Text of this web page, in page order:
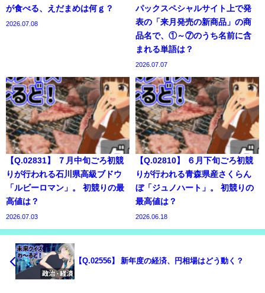
が食べる、えだまめは何ｇ？
2026.07.08
パックスペシャルサイト上で発
表の「来月発売の新商品」の商
品名で、①～⑦のうち名前に含
まれる単語は？
2026.07.07
【Q.02831】 ７月中旬ごろ初競
りが行われる石川県高級ブドウ
「ルビーロマン」。 初競りの最
高値は？
2026.07.03
【Q.02810】 ６月下旬ごろ初競
りが行われる青森県産さくらん
ぼ「ジュノハート」。 初競りの
最高値は？
2026.06.18
【Q.02556】 新年度の経済、円相場はどう動く？